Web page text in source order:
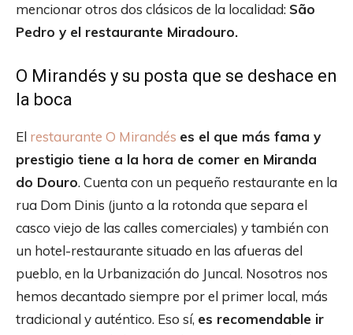
mencionar otros dos clásicos de la localidad: São
Pedro y el restaurante Miradouro.
O Mirandés y su posta que se deshace en
la boca
El restaurante O Mirandés es el que más fama y
prestigio tiene a la hora de comer en Miranda
do Douro. Cuenta con un pequeño restaurante en la
rua Dom Dinis (junto a la rotonda que separa el
casco viejo de las calles comerciales) y también con
un hotel-restaurante situado en las afueras del
pueblo, en la Urbanización do Juncal. Nosotros nos
hemos decantado siempre por el primer local, más
tradicional y auténtico. Eso sí, es recomendable ir